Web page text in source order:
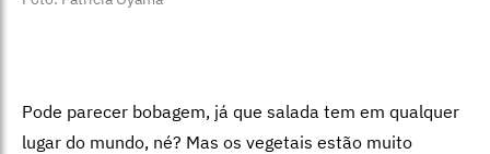
Pode parecer bobagem, já que salada tem em qualquer
lugar do mundo, né? Mas os vegetais estão muito